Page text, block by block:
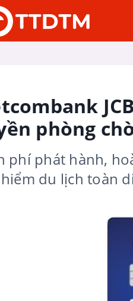
phòng
phí phát hành,
du lịch toàn